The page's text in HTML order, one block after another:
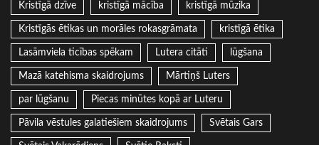
Kristīgā dzīve kristīgā mācība kristīgā mūzika
Kristīgās ētikas un morāles rokasgrāmata kristīgā ētika
Lasāmviela ticības spēkam Lutera citāti lūgšana
Mazā katehisma skaidrojums Mārtiņš Luters
par lūgšanu Piecas minūtes kopā ar Luteru
Pāvila vēstules galatiešiem skaidrojums Svētais Gars